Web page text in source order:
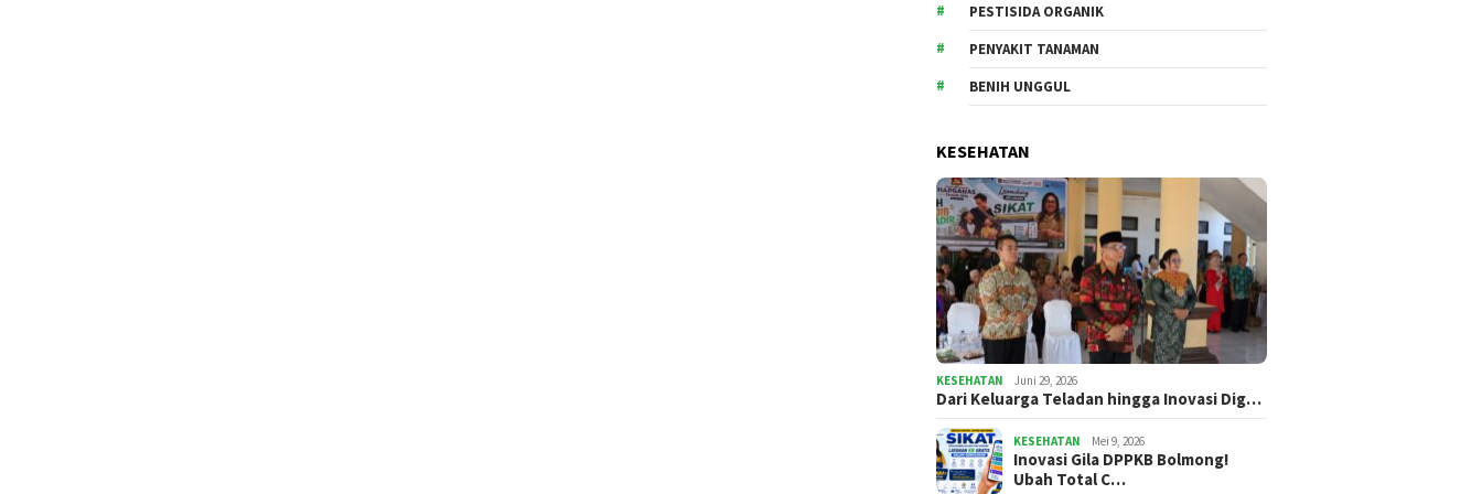
PESTISIDA ORGANIK
PENYAKIT TANAMAN
BENIH UNGGUL
KESEHATAN
KESEHATAN Juni 29, 2026
Dari Keluarga Teladan hingga Inovasi Dig…
KESEHATAN Mei 9, 2026
Inovasi Gila DPPKB Bolmong!
Ubah Total C…